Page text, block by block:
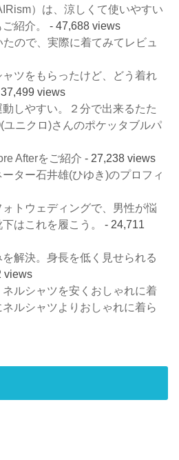
）は、涼しくて使いやすい
紹介。
- 47,688 views
ので、実際に着てみてレビュ
ツをもらったけど、どう着れ
views
しやすい。２分で出来るたた
ニクロ)さんのポケッタブルパ
Afterをご紹介 - 27,238 views
ター石井雄(ひゆき)のプロフィ
トウェディングで、男性が悩
はこれを履こう。
- 24,711
解決。身長を低く見せられる
views
ルシャツを安くおしゃれに着
ルシャツよりおしゃれに着ら